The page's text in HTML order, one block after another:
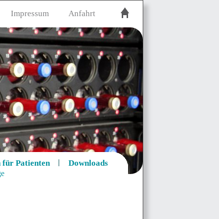
Impressum Anfahrt
Patienten Downloads